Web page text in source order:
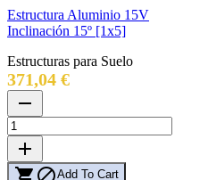
Estructura Aluminio 15V
Inclinación 15º [1x5]
Estructuras para Suelo
371,04 €Precio
remove
add
 Add To Cart